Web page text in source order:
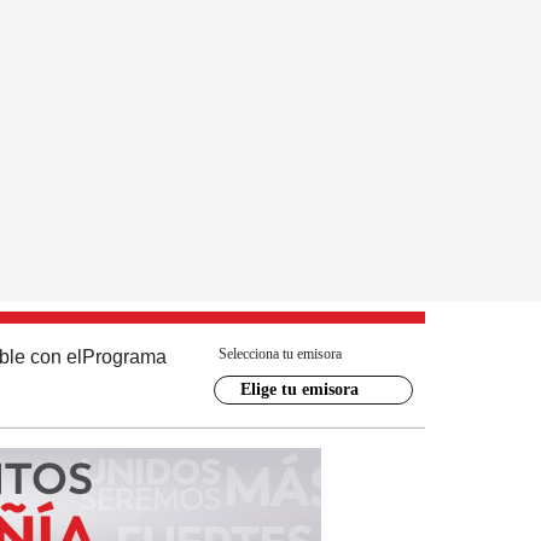
con el Programa Selecciona tu emisora
Elige tu emisora